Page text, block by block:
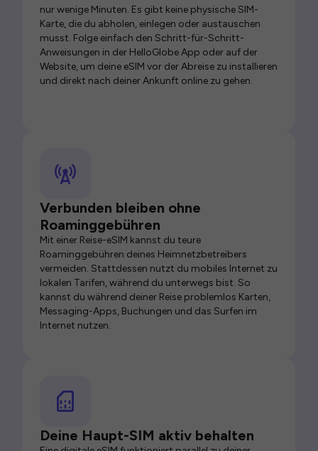
nur wenige Minuten. Es gibt keine physische SIM-
Karte, die du abholen, einlegen oder austauschen
musst. Folge einfach den Schritt-für-Schritt-
Anweisungen in der HelloGlobe App oder auf der
Website, um deine eSIM vor der Abreise zu installieren
und direkt nach deiner Ankunft online zu gehen.
Verbunden bleiben ohne
Roaminggebühren
Mit einer Reise-eSIM kannst du teure
Roaminggebühren deines Heimnetzbetreibers
vermeiden. Stattdessen nutzt du mobiles Internet zu
lokalen Tarifen, während du unterwegs bist. So
kannst du während deiner Reise problemlos Karten,
Messaging-Apps, Buchungen und das Surfen im
Internet nutzen.
Deine Haupt-SIM aktiv behalten